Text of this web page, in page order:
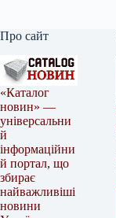
Про сайт
«Каталог
новин» —
універсальни
й
інформаційни
й портал, що
збирає
найважливіші
новини